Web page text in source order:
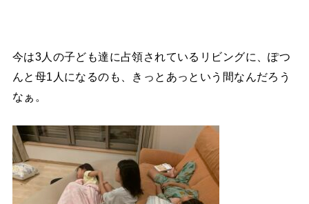
今は3人の子ども達に占領されているリビングに、ぽつ
んと母1人になるのも、きっとあっという間なんだろう
なぁ。